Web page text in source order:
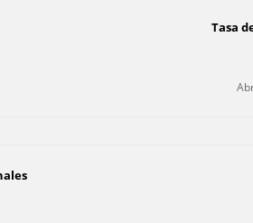
Tasa